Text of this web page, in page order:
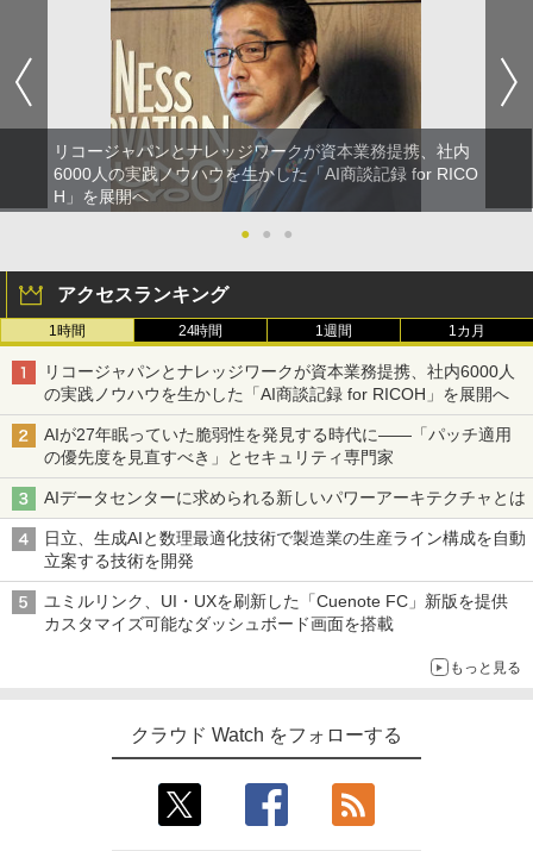
リコージャパンとナレッジワークが資本業務提携、社内
6000人の実践ノウハウを生かした「AI商談記録 for RICO
H」を展開へ
●
● ●
アクセスランキング
1時間 24時間 1週間 1カ月
リコージャパンとナレッジワークが資本業務提携、社内6000人
の実践ノウハウを生かした「AI商談記録 for RICOH」を展開へ
AIが27年眠っていた脆弱性を発見する時代に――「パッチ適用
の優先度を見直すべき」とセキュリティ専門家
AIデータセンターに求められる新しいパワーアーキテクチャとは
日立、生成AIと数理最適化技術で製造業の生産ライン構成を自動
立案する技術を開発
ユミルリンク、UI・UXを刷新した「Cuenote FC」新版を提供
カスタマイズ可能なダッシュボード画面を搭載
もっと見る
クラウド Watch をフォローする